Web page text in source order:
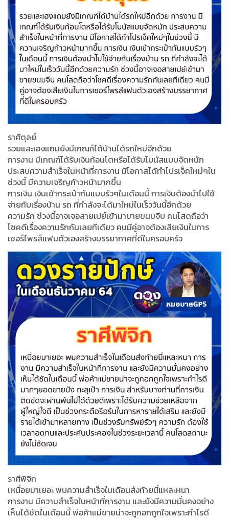
ราศีตุลย์
รวยและเฮงแถมยังมีเกณฑ์ได้บ้านได้รถใหม่อีกด้วย
การงาน มีเกณฑ์ได้รับเงินก้อนโตหรือได้รับโบนัสแบบจัดหนัก
ประสบความสำเร็จในหน้าที่การงาน มีโอกาสได้ทำโปรเจ็คใหม่ๆใน
ช่วงนี้ มีความเจริญก้าวหน้ามากขึ้น
การเงิน เงินเข้ากระเป๋ากันแบบรัวๆในเดือนนี้ การเงินต้องนำไปใช้
จ่ายกับเรื่องบ้าน รถ ที่กำลังจะได้มาใหม่ในเร็ววันนี้อีกด้วย
ความรัก ช่วงนี้อาจเจอสายเปย์เข้ามาขายขนมจีบ คนโสดถือว่า
โชคดีเรื่องความรักกันเลยทีเดียว คนมีคู่อาจต้องเสียเงินในการ
เซอร์ไพรส์แฟนตัวเองสร้างบรรยากาศที่ดีในครอบครัว
ราศีพิจิก
เหนื่อยมาเยอะ พบความสำเร็จในเดือนส่งท้ายนี่แหละหนา
การงาน มีความสำเร็จในหน้าที่การงาน และยังมีความมั่นคงอย่าง
เห็นได้ชัดในเดือนนี้ พ่อค้าแม่ขายน่าจะถูกอกถูกใจเพราะกำไรดี